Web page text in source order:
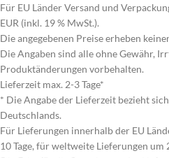
Für EU Länder Versand und
EUR (inkl. 19 % MwSt.).
Die angegebenen Preise erheben
Die Angaben sind alle ohne Gewähr,
Produktänderungen vorbehalten.
Lieferzeit max. 2-3 Tage*
* Die Angabe der Lieferzeit bezieht
Deutschlands.
Für Lieferungen innerhalb der EU
10 Tage, für weltweite Lieferungen um